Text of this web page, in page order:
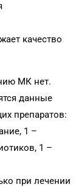
качество
МК нет.
данные
препаратов:
1 –
1 –
при лечении